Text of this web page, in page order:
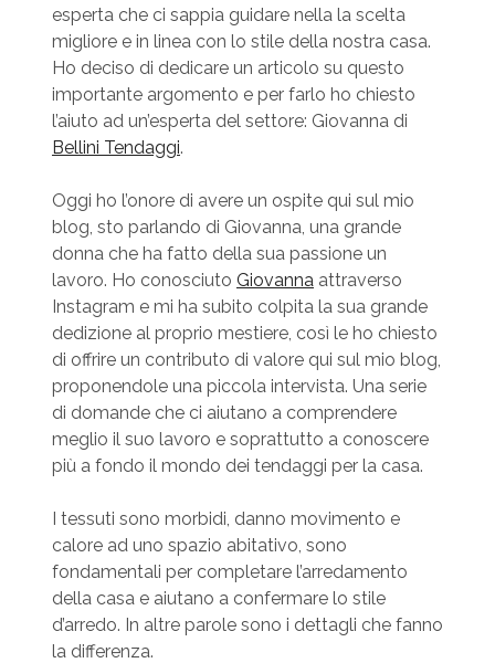
esperta che ci sappia guidare nella la scelta
migliore e in linea con lo stile della nostra casa.
Ho deciso di dedicare un articolo su questo
importante argomento e per farlo ho chiesto
l’aiuto ad un’esperta del settore: Giovanna di
Bellini Tendaggi.
Oggi ho l’onore di avere un ospite qui sul mio
blog, sto parlando di Giovanna, una grande
donna che ha fatto della sua passione un
lavoro. Ho conosciuto Giovannaattraverso
Instagram e mi ha subito colpita la sua grande
dedizione al proprio mestiere, così le ho chiesto
di offrire un contributo di valore qui sul mio blog,
proponendole una piccola intervista. Una serie
di domande che ci aiutano a comprendere
meglio il suo lavoro e soprattutto a conoscere
più a fondo il mondo dei tendaggi per la casa.
I tessuti sono morbidi, danno movimento e
calore ad uno spazio abitativo, sono
fondamentali per completare l’arredamento
della casa e aiutano a confermare lo stile
d’arredo. In altre parole sono i dettagli che fanno
la differenza.